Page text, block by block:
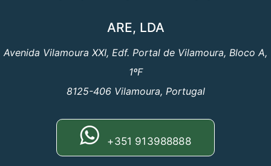
ARE, LDA
Avenida Vilamoura XXI, Edf. Portal de Vilamoura, Bloco A,
1ºF
8125-406 Vilamoura, Portugal
+351 913988888